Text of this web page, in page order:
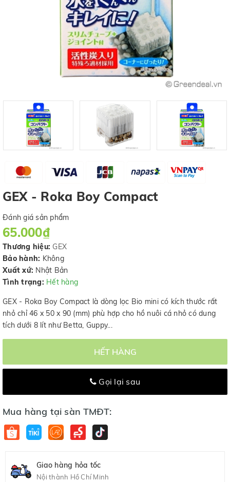
GEX - Roka Boy Compact
Đánh giá sản phẩm
65.000₫
Thương hiệu: GEX
Bảo hành: Không
Xuất xứ: Nhật Bản
Tình trạng: Hết hàng
GEX - Roka Boy Compact là dòng lọc Bio mini có kích thước rất
nhỏ chỉ 46 x 50 x 90 (mm) phù hợp cho hồ nuôi cá nhỏ có dung
tích dưới 8 lít như Betta, Guppy...
HẾT HÀNG
Gọi lại sau
Mua hàng tại sàn TMĐT:
Giao hàng hỏa tốc
Nội thành Hồ Chí Minh